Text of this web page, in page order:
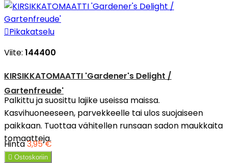
Pikakatselu
Viite: 144400
KIRSIKKATOMAATTI 'Gardener's Delight /
Gartenfreude'
Palkittu ja suosittu lajike useissa maissa.
Kasvihuoneeseen, parvekkeelle tai ulos suojaiseen
paikkaan. Tuottaa vähitellen runsaan sadon maukkaita
tomaatteja.
Hinta3,95 €
 Ostoskoriin